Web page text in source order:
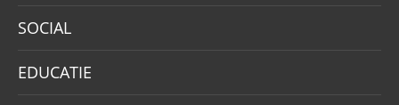
SOCIAL
EDUCATIE